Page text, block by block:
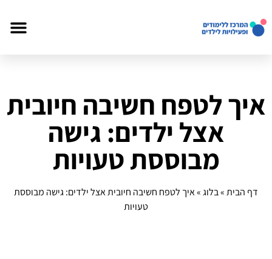
איך לטפח חשיבה חיובית
אצל ילדים: גישה
מבוססת טעויות
דף הבית»בלוג»איך לטפח חשיבה חיובית אצל ילדים: גישה מבוססת
טעויות